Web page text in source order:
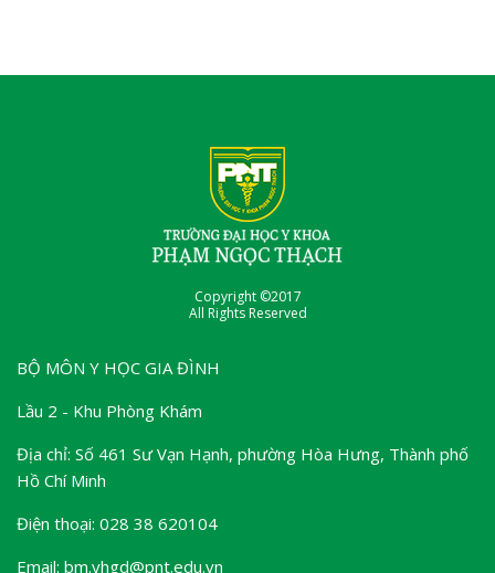
Copyright ©2017
All Rights Reserved
BỘ MÔN Y HỌC GIA ĐÌNH
Lầu 2 - Khu Phòng Khám
Địa chỉ: Số 461 Sư Vạn Hạnh, phường Hòa Hưng, Thành phố
Hồ Chí Minh
Điện thoại: 028 38 620104
Email: bm.yhgd@pnt.edu.vn